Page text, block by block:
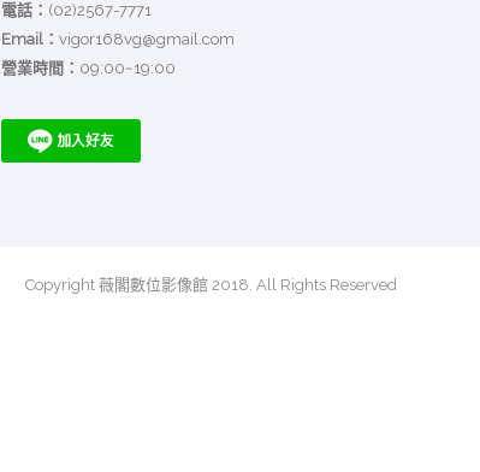
電話： (02)2567-7771
Email： vigor168vg@gmail.com
營業時間： 09:00~19:00
Copyright 薇閣數位影像館 2018. All Rights Reserved